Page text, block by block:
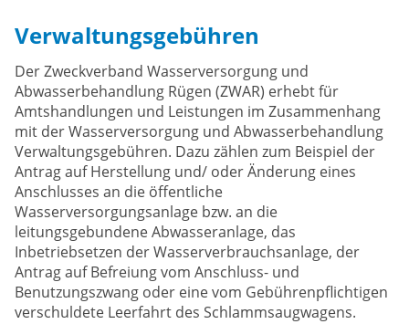
Verwaltungsgebühren
Der Zweckverband Wasserversorgung und
Abwasserbehandlung Rügen (ZWAR) erhebt für
Amtshandlungen und Leistungen im Zusammenhang
mit der Wasserversorgung und Abwasserbehandlung
Verwaltungsgebühren. Dazu zählen zum Beispiel der
Antrag auf Herstellung und/ oder Änderung eines
Anschlusses an die öffentliche
Wasserversorgungsanlage bzw. an die
leitungsgebundene Abwasseranlage, das
Inbetriebsetzen der Wasserverbrauchsanlage, der
Antrag auf Befreiung vom Anschluss- und
Benutzungszwang oder eine vom Gebührenpflichtigen
verschuldete Leerfahrt des Schlammsaugwagens.